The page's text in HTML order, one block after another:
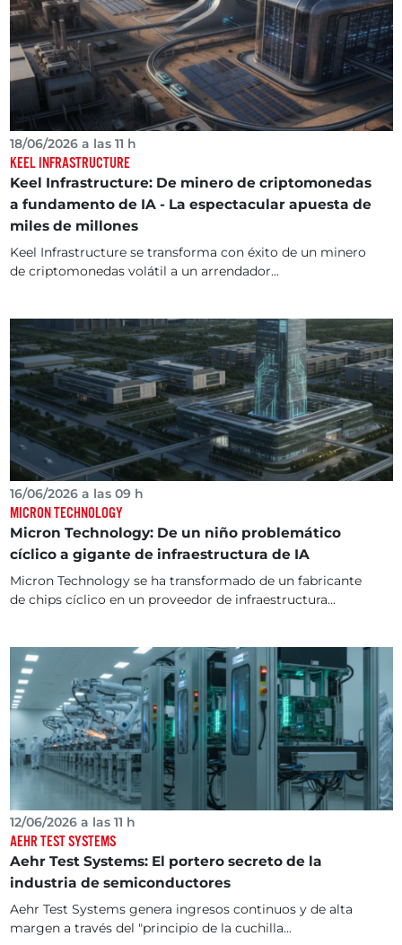
18/06/2026 a las 11 h
KEEL INFRASTRUCTURE
Keel Infrastructure: De minero de criptomonedas
a fundamento de IA - La espectacular apuesta de
miles de millones
Keel Infrastructure se transforma con éxito de un minero
de criptomonedas volátil a un arrendador...
16/06/2026 a las 09 h
MICRON TECHNOLOGY
Micron Technology: De un niño problemático
cíclico a gigante de infraestructura de IA
Micron Technology se ha transformado de un fabricante
de chips cíclico en un proveedor de infraestructura...
12/06/2026 a las 11 h
AEHR TEST SYSTEMS
Aehr Test Systems: El portero secreto de la
industria de semiconductores
Aehr Test Systems genera ingresos continuos y de alta
margen a través del "principio de la cuchilla...